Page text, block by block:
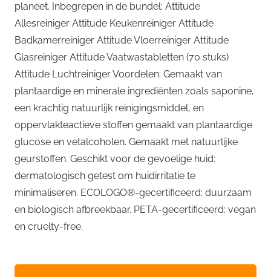
planeet. Inbegrepen in de bundel: Attitude
Allesreiniger Attitude Keukenreiniger Attitude
Badkamerreiniger Attitude Vloerreiniger Attitude
Glasreiniger Attitude Vaatwastabletten (70 stuks)
Attitude Luchtreiniger Voordelen: Gemaakt van
plantaardige en minerale ingrediënten zoals saponine,
een krachtig natuurlijk reinigingsmiddel, en
oppervlakteactieve stoffen gemaakt van plantaardige
glucose en vetalcoholen. Gemaakt met natuurlijke
geurstoffen. Geschikt voor de gevoelige huid:
dermatologisch getest om huidirritatie te
minimaliseren. ECOLOGO®-gecertificeerd: duurzaam
en biologisch afbreekbaar. PETA-gecertificeerd: vegan
en cruelty-free.